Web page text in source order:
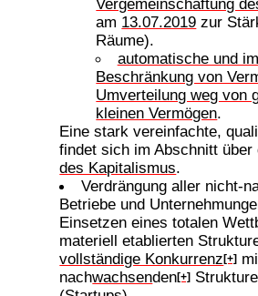
am 13.07.2019 zur
Räume).
automatische und
Beschränkung von
Umverteilung weg von
kleinen Vermögen.
Eine stark vereinfachte,
findet sich im Abschnitt über
des Kapitalismus.
Verdrängung aller nicht-
Betriebe und
Einsetzen eines totalen
materiell etablierten
vollständige Konkurrenz[+]
nachwachsenden[+]